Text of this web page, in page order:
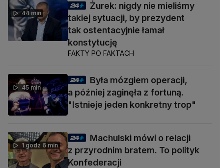
44 min
Żurek: nigdy nie mieliśmy
takiej sytuacji, by prezydent
tak ostentacyjnie łamał
konstytucję
FAKTY PO FAKTACH
45 min
Była mózgiem operacji,
a później zaginęła z fortuną.
"Istnieje jeden konkretny trop"
1 godz 6 min
Machulski mówi o relacji
z przyrodnim bratem. To polityk
Konfederacji